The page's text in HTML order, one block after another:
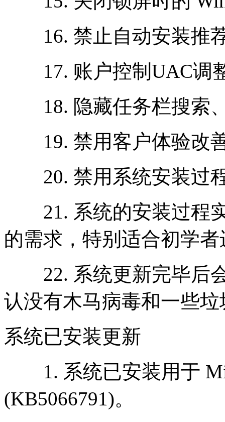
16. 禁止自动安装推
17. 账户控制UAC调
18. 隐藏任务栏搜索
19. 禁用客户体验改
20. 禁用系统安装过程
21. 系统的安装过程实
的需求，特别适合初学
22. 系统更新完毕后会
认没有木马病毒和一些
系统已安装更新
1. 系统已安装用于
(KB5066791)。